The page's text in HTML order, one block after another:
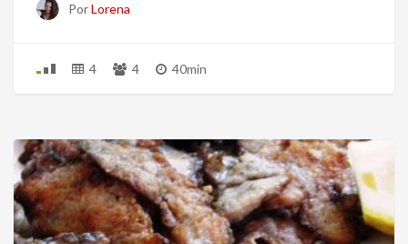
PorLorena
4 4 40min